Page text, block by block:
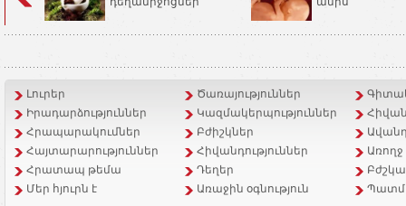
Լուրեր Ծառայություններ
Իրադարձություններ
Կազմակերպություններ
Հրապարակումներ
Բժիշկներ
Հայտարարություններ
Հիվանդություններ
Հրատապ թեմա
Դեղեր
Մեր հյուրն է
Առաջին օգնություն